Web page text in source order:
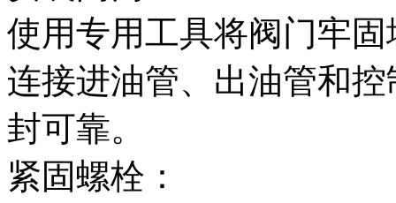
使用专用工具将阀门牢
连接进油管、出油管和
封可靠。
紧固螺栓：